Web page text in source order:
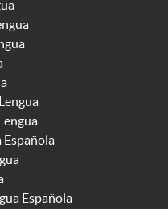
Española
Española